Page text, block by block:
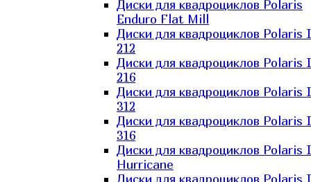
Диски для квадроциклов Polaris
Enduro Flat Mill
Диски для квадроциклов Polaris
212
Диски для квадроциклов Polaris
216
Диски для квадроциклов Polaris
312
Диски для квадроциклов Polaris
316
Диски для квадроциклов Polaris
Hurricane
Диски для квадроциклов Polaris